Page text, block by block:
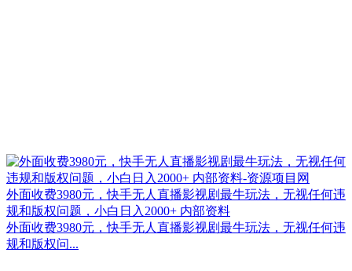
外面收费3980元，快手无人直播影视剧最牛玩法，无视任何违
规和版权问题，小白日入2000+ 内部资料
外面收费3980元，快手无人直播影视剧最牛玩法，无视任何违
规和版权问...